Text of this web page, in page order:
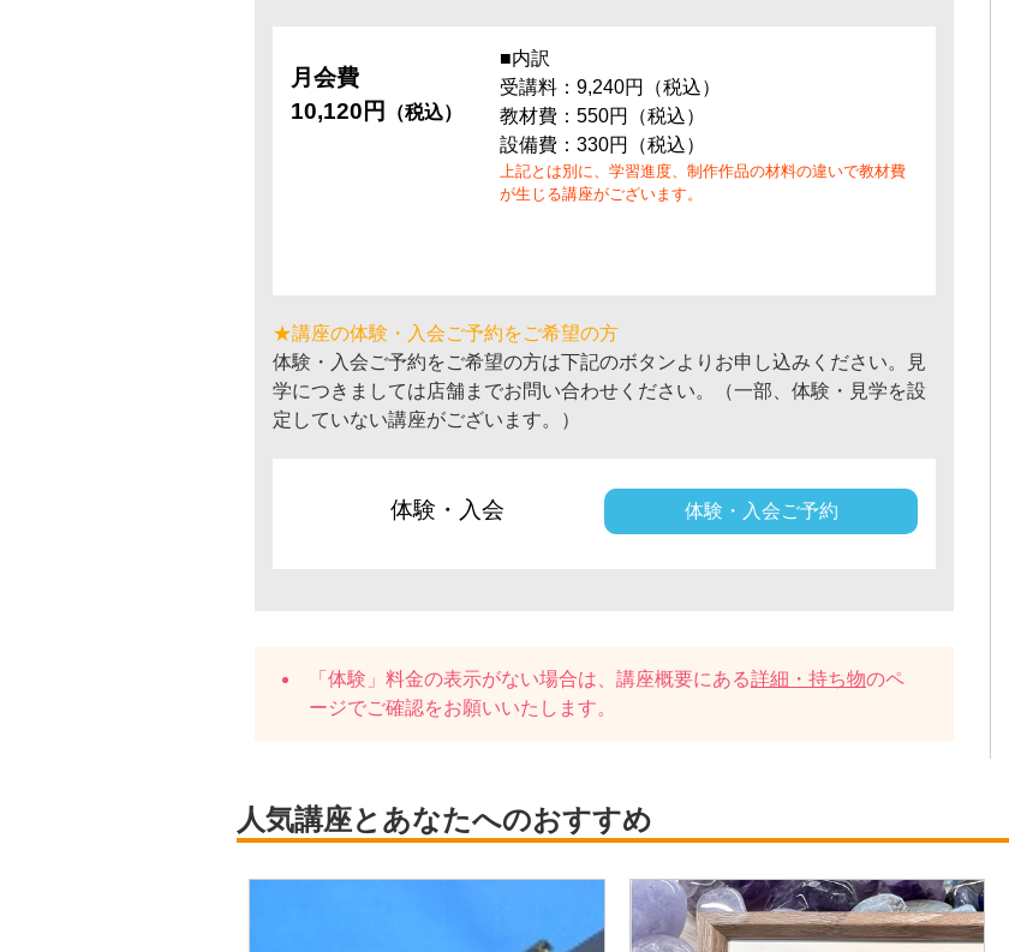
月会費
10,120円
（税込）
■内訳
受講料：9,240円（税込）
教材費：550円（税込）
設備費：330円（税込）
上記とは別に、学習進度、制作作品の材料の違いで教材費
が生じる講座がございます。
★講座の体験・入会ご予約をご希望の方
体験・入会ご予約をご希望の方は下記のボタンよりお申し込みください。見
学につきましては店舗までお問い合わせください。（一部、体験・見学を設
定していない講座がございます。）
体験・入会 体験・入会ご予約
「体験」料金の表示がない場合は、講座概要にある詳細・持ち物のペ
ージでご確認をお願いいたします。